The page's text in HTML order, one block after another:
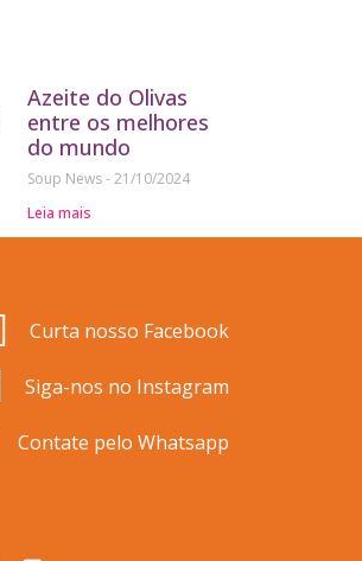
Azeite do Olivas
entre os melhores
do mundo
Soup News 21/10/2024
Leia mais
Curta nosso Facebook
Siga-nos no Instagram
Contate pelo Whatsapp